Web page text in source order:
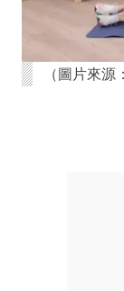
（圖片來源